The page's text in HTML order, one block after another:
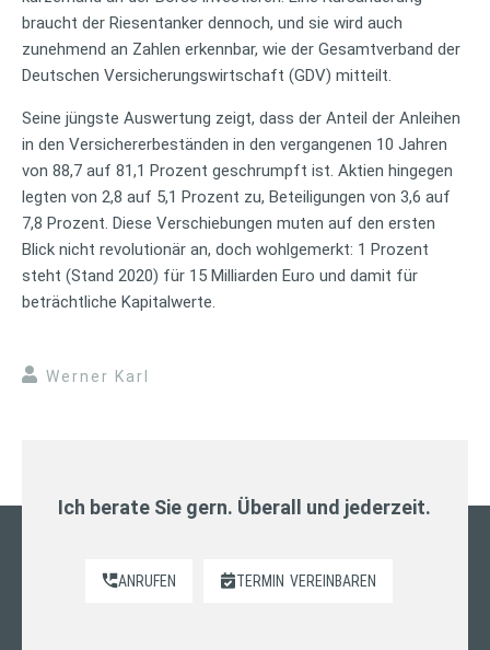
braucht der Riesentanker dennoch, und sie wird auch
zunehmend an Zahlen erkennbar, wie der Gesamtverband der
Deutschen Versicherungswirtschaft (GDV) mitteilt.
Seine jüngste Auswertung zeigt, dass der Anteil der Anleihen
in den Versichererbeständen in den vergangenen 10 Jahren
von 88,7 auf 81,1 Prozent geschrumpft ist. Aktien hingegen
legten von 2,8 auf 5,1 Prozent zu, Beteiligungen von 3,6 auf
7,8 Prozent. Diese Verschiebungen muten auf den ersten
Blick nicht revolutionär an, doch wohlgemerkt: 1 Prozent
steht (Stand 2020) für 15 Milliarden Euro und damit für
beträchtliche Kapitalwerte.
Werner Karl
Ich berate Sie gern. Überall und jederzeit.
ANRUFEN TERMIN VEREINBAREN